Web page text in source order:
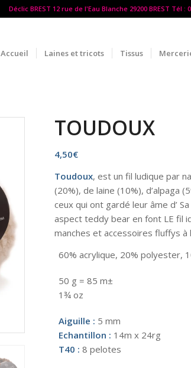
Déclic BREST 12 rue de l'Eau Blanche 29200 BREST Tél
Accueil Laines et tricots Tissus
TOUDOUX
4,50€
Toudoux, est un fil ludique par
(20%), de laine (10%),
ceux qui ont gardé leur âme d’
aspect teddy bear en font LE fil
manches et accessoires fluffys
60% acrylique, 20% polyester,
50 g = 85 m±
1¾ oz
Aiguille : 5 mm
Echantillon : 14m x 24rg
T40 : 8 pelotes